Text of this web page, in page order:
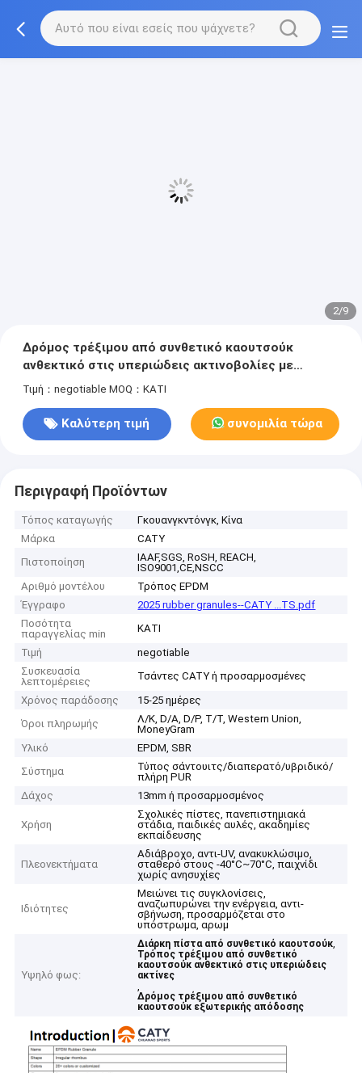
2/9
Δρόμος τρέξιμου από συνθετικό καουτσούκ
ανθεκτικό στις υπεριώδεις ακτινοβολίες με
μακροχρόνια εξωτερική απόδοση
Τιμή：negotiable MOQ：ΚΑΤΙ
Καλύτερη τιμή συνομιλία τώρα
Περιγραφή Προϊόντων
Τόπος καταγωγής
Γκουανγκντόνγκ, Κίνα
Μάρκα
CATY
Πιστοποίηση
IAAF,SGS, RoSH, REACH,
ISO9001,CE,NSCC
Αριθμό μοντέλου
Τρόπος EPDM
Έγγραφο
2025 rubber granules--CATY ...TS.pdf
Ποσότητα
παραγγελίας min
ΚΑΤΙ
Τιμή
negotiable
Συσκευασία
λεπτομέρειες
Τσάντες CATY ή προσαρμοσμένες
Χρόνος παράδοσης
15-25 ημέρες
Όροι πληρωμής
Λ/Κ, D/A, D/P, T/T, Western Union,
MoneyGram
Υλικό
EPDM, SBR
Σύστημα
Τύπος σάντουιτς/διαπερατό/υβριδικό/
πλήρη PUR
Δάχος
13mm ή προσαρμοσμένος
Χρήση
Σχολικές πίστες, πανεπιστημιακά
στάδια, παιδικές αυλές, ακαδημίες
εκπαίδευσης
Πλεονεκτήματα
Αδιάβροχο, αντι-UV, ανακυκλώσιμο,
σταθερό στους -40°C~70°C, παιχνίδι
χωρίς ανησυχίες
Ιδιότητες
Μειώνει τις συγκλονίσεις,
αναζωπυρώνει την ενέργεια, αντι-
σβήνωση, προσαρμόζεται στο
υπόστρωμα, αρωμ
Υψηλό φως:
Διάρκη πίστα από συνθετικό καουτσούκ,
Τρόπος τρέξιμου από συνθετικό
καουτσούκ ανθεκτικό στις υπεριώδεις
ακτίνες
,
Δρόμος τρέξιμου από συνθετικό
καουτσούκ εξωτερικής απόδοσης